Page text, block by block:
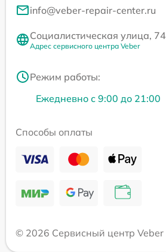
info@veber-repair-center.ru
Социалистическая улица, 74
Адрес сервисного центра Veber
Режим работы:
Ежедневно с 9:00 до 21:00
Способы оплаты
© 2026 Сервисный центр Veber